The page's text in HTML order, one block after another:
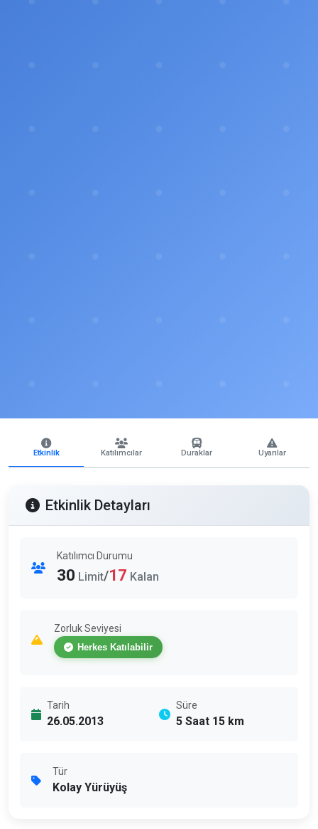
Etkinlik Katılımcılar Duraklar Uyarılar
Etkinlik Detayları
Katılımcı Durumu
30 Limit/17 Kalan
Zorluk Seviyesi
Herkes Katılabilir
Tarih
26.05.2013
Süre
5 Saat 15 km
Tür
Kolay Yürüyüş